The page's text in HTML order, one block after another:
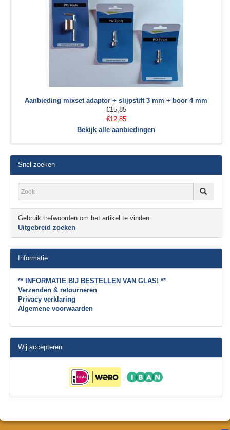
Aanbieding mixset adaptor + slijpstift 3 mm + boor 4 mm
€15,85
€12,85
Bekijk alle aanbiedingen
Snel zoeken
Gebruik trefwoorden om het artikel te vinden.
Uitgebreid zoeken
Informatie
** INFORMATIE BIJ BESTELLEN VAN GLAS! **
Verzenden & retourneren
Privacy verklaring
Algemene voorwaarden
Wij accepteren